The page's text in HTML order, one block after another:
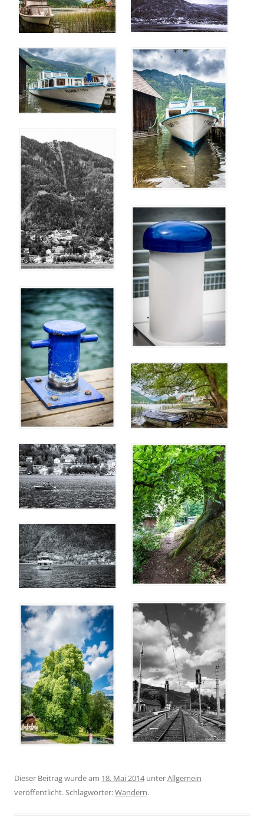
Dieser Beitrag wurde am 18. Mai 2014unterAllgemein
veröffentlicht. Schlagwörter:Wandern.